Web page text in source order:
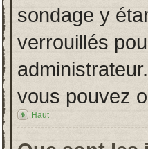
sondage y
verrouillés
vous pouvez
Haut